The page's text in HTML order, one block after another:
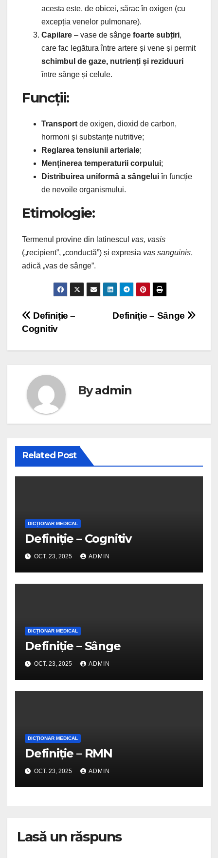
acesta este, de obicei, sărac în oxigen (cu
excepția venelor pulmonare).
Capilare – vase de sânge foarte subțiri,
care fac legătura între artere și vene și permit
schimbul de gaze, nutrienți și reziduuri
între sânge și celule.
Funcții:
Transport de oxigen, dioxid de carbon,
hormoni și substanțe nutritive;
Reglarea tensiunii arteriale;
Menținerea temperaturii corpului;
Distribuirea uniformă a sângeluiîn funcție
de nevoile organismului.
Etimologie:
Termenul provine din latinescul vas, vasis
(„recipient”, „conductă”) și expresia vas sanguinis,
adică „vas de sânge”.
Navigare
în
Definiție – Sânge
Definiție –
Cognitiv
Byadmin
Related Post
DICȚIONAR MEDICAL
Definiție – Cognitiv
OCT. 23, 2025 ADMIN
DICȚIONAR MEDICAL
Definiție – Sânge
OCT. 23, 2025 ADMIN
DICȚIONAR MEDICAL
Definiție – RMN
OCT. 23, 2025 ADMIN
Lasă un răspuns